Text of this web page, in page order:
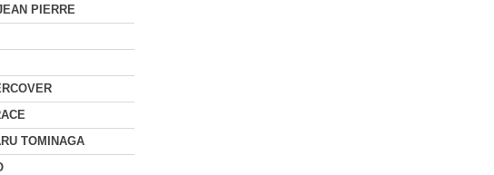
PIERRE
TOMINAGA